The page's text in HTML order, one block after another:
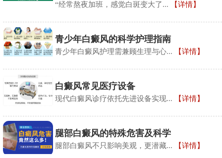
“经常熬夜加班，感觉白斑变大了... 【详情】
​青少年白癜风的科学护理指南
青少年白癜风护理需兼顾生理与心... 【详情】
​白癜风常见医疗设备
现代白癜风诊疗依托先进设备实现... 【详情】
​腿部白癜风的特殊危害及科学
腿部白癜风不只影响美观，更潜藏... 【详情】